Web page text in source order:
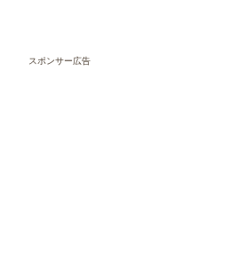
スポンサー広告